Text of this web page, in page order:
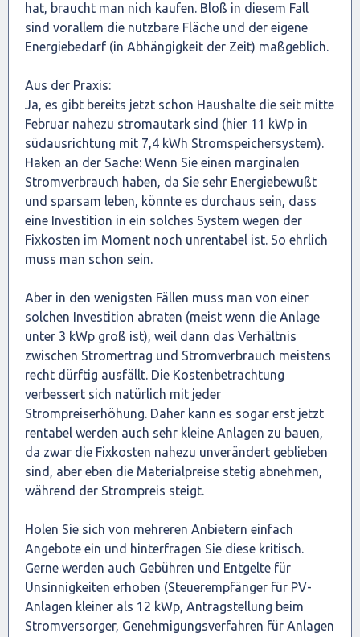
hat, braucht man nich kaufen. Bloß in diesem Fall
sind vorallem die nutzbare Fläche und der eigene
Energiebedarf (in Abhängigkeit der Zeit) maßgeblich.
Aus der Praxis:
Ja, es gibt bereits jetzt schon Haushalte die seit mitte
Februar nahezu stromautark sind (hier 11 kWp in
südausrichtung mit 7,4 kWh Stromspeichersystem).
Haken an der Sache: Wenn Sie einen marginalen
Stromverbrauch haben, da Sie sehr Energiebewußt
und sparsam leben, könnte es durchaus sein, dass
eine Investition in ein solches System wegen der
Fixkosten im Moment noch unrentabel ist. So ehrlich
muss man schon sein.
Aber in den wenigsten Fällen muss man von einer
solchen Investition abraten (meist wenn die Anlage
unter 3 kWp groß ist), weil dann das Verhältnis
zwischen Stromertrag und Stromverbrauch meistens
recht dürftig ausfällt. Die Kostenbetrachtung
verbessert sich natürlich mit jeder
Strompreiserhöhung. Daher kann es sogar erst jetzt
rentabel werden auch sehr kleine Anlagen zu bauen,
da zwar die Fixkosten nahezu unverändert geblieben
sind, aber eben die Materialpreise stetig abnehmen,
während der Strompreis steigt.
Holen Sie sich von mehreren Anbietern einfach
Angebote ein und hinterfragen Sie diese kritisch.
Gerne werden auch Gebühren und Entgelte für
Unsinnigkeiten erhoben (Steuerempfänger für PV-
Anlagen kleiner als 12 kWp, Antragstellung beim
Stromversorger, Genehmigungsverfahren für Anlagen